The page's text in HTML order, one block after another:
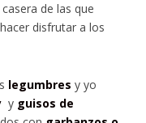
de las que
disfrutar a los
legumbres y yo
y guisos de